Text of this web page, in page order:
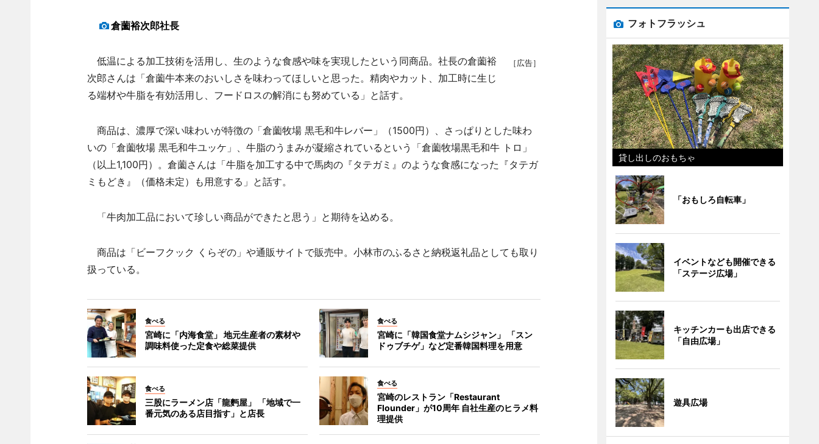
倉薗裕次郎社長
［広告］
低温による加工技術を活用し、生のような食感や味を実現したという同商品。社長の倉薗裕
次郎さんは「倉薗牛本来のおいしさを味わってほしいと思った。精肉やカット、加工時に生じ
る端材や牛脂を有効活用し、フードロスの解消にも努めている」と話す。
商品は、濃厚で深い味わいが特徴の「倉薗牧場 黒毛和牛レバー」（1500円）、さっぱりとした味わ
いの「倉薗牧場 黒毛和牛ユッケ」、牛脂のうまみが凝縮されているという「倉薗牧場黒毛和牛 トロ」
（以上1,100円）。倉薗さんは「牛脂を加工する中で馬肉の『タテガミ』のような食感になった『タテガ
ミもどき』（価格未定）も用意する」と話す。
「牛肉加工品において珍しい商品ができたと思う」と期待を込める。
商品は「ビーフクック くらぞの」や通販サイトで販売中。小林市のふるさと納税返礼品としても取り
扱っている。
食べる
宮崎に「内海食堂」 地元生産者の素材や
調味料使った定食や総菜提供
食べる
宮崎に「韓国食堂ナムシジャン」 「スン
ドゥブチゲ」など定番韓国料理を用意
食べる
三股にラーメン店「龍麪屋」 「地域で一
番元気のある店目指す」と店長
食べる
宮崎のレストラン「Restaurant
Flounder」が10周年 自社生産のヒラメ料
理提供
フォトフラッシュ
貸し出しのおもちゃ
「おもしろ自転車」
イベントなども開催できる
「ステージ広場」
キッチンカーも出店できる
「自由広場」
遊具広場